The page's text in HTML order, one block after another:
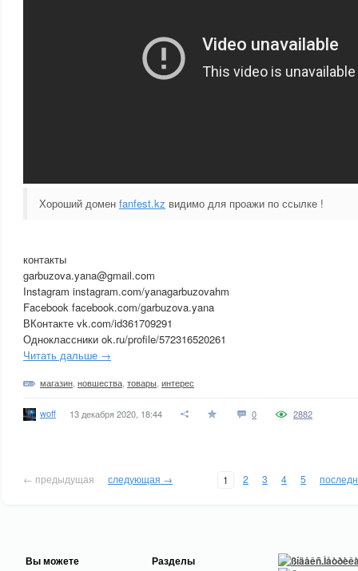
Хороший домен fanfest.kz видимо для проажи по ссылке !
контакты
garbuzova.yana@gmail.com
Instagram instagram.com/yanagarbuzovahm
Facebook facebook.com/garbuzova.yana
ВКонтакте vk.com/id361709291
Одноклассники ok.ru/profile/572316520261
Читать дальше →
магазин новшества товары интерес
woff 13 декабря 2020, 18:44 0 2882
← предыдущая следующая → 1 2 3 4 5
Вы можете Разделы